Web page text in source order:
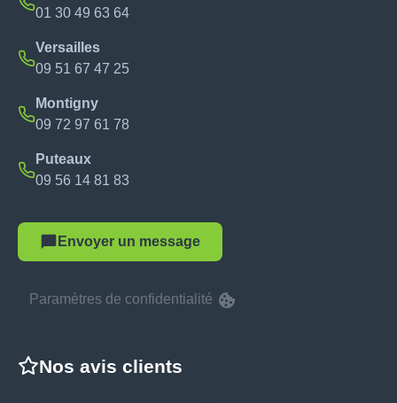
01 30 49 63 64
Versailles
09 51 67 47 25
Montigny
09 72 97 61 78
Puteaux
09 56 14 81 83
Envoyer un message
Paramètres de confidentialité
Nos avis clients